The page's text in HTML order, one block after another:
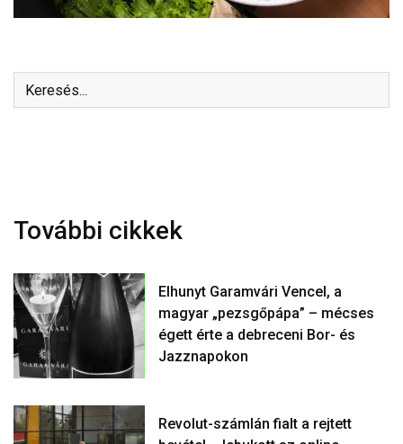
További cikkek
Elhunyt Garamvári Vencel, a
magyar „pezsgőpápa” – mécses
égett érte a debreceni Bor- és
Jazznapokon
Revolut-számlán fialt a rejtett